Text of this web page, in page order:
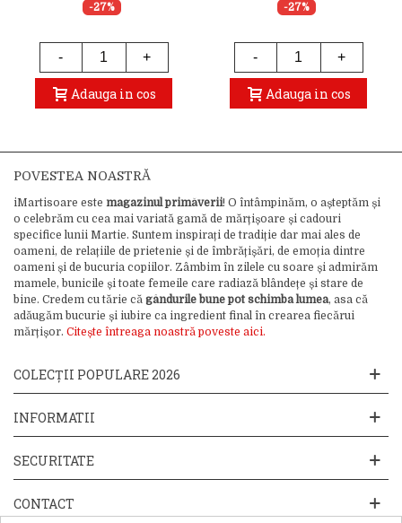
-27%
- +
Adauga in cos
-27%
- +
Adauga in cos
POVESTEA NOASTRĂ
iMartisoare este magazinul primăverii! O întâmpinăm, o așteptăm și
o celebrăm cu cea mai variată gamă de mărțișoare și cadouri
specifice lunii Martie. Suntem inspirați de tradiție dar mai ales de
oameni, de relațiile de prietenie și de îmbrățișări, de emoția dintre
oameni și de bucuria copiilor. Zâmbim în zilele cu soare și admirăm
mamele, bunicile și toate femeile care radiază blândețe și stare de
bine. Credem cu tărie că gândurile bune pot schimba lumea, asa că
adăugăm bucurie și iubire ca ingredient final în crearea fiecărui
mărțișor. Citește întreaga noastră poveste aici.
COLECȚII POPULARE 2026
INFORMATII
SECURITATE
CONTACT